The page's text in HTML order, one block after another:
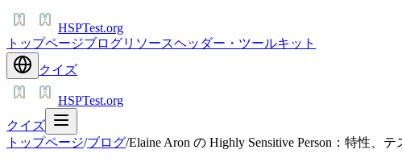
HSPTest.org
トップページブログリソースヘッダー・ツールキット
クイズ
HSPTest.org
クイズ
トップページ/ブログ/Elaine Aron の Highly Sensitive Person：特性、